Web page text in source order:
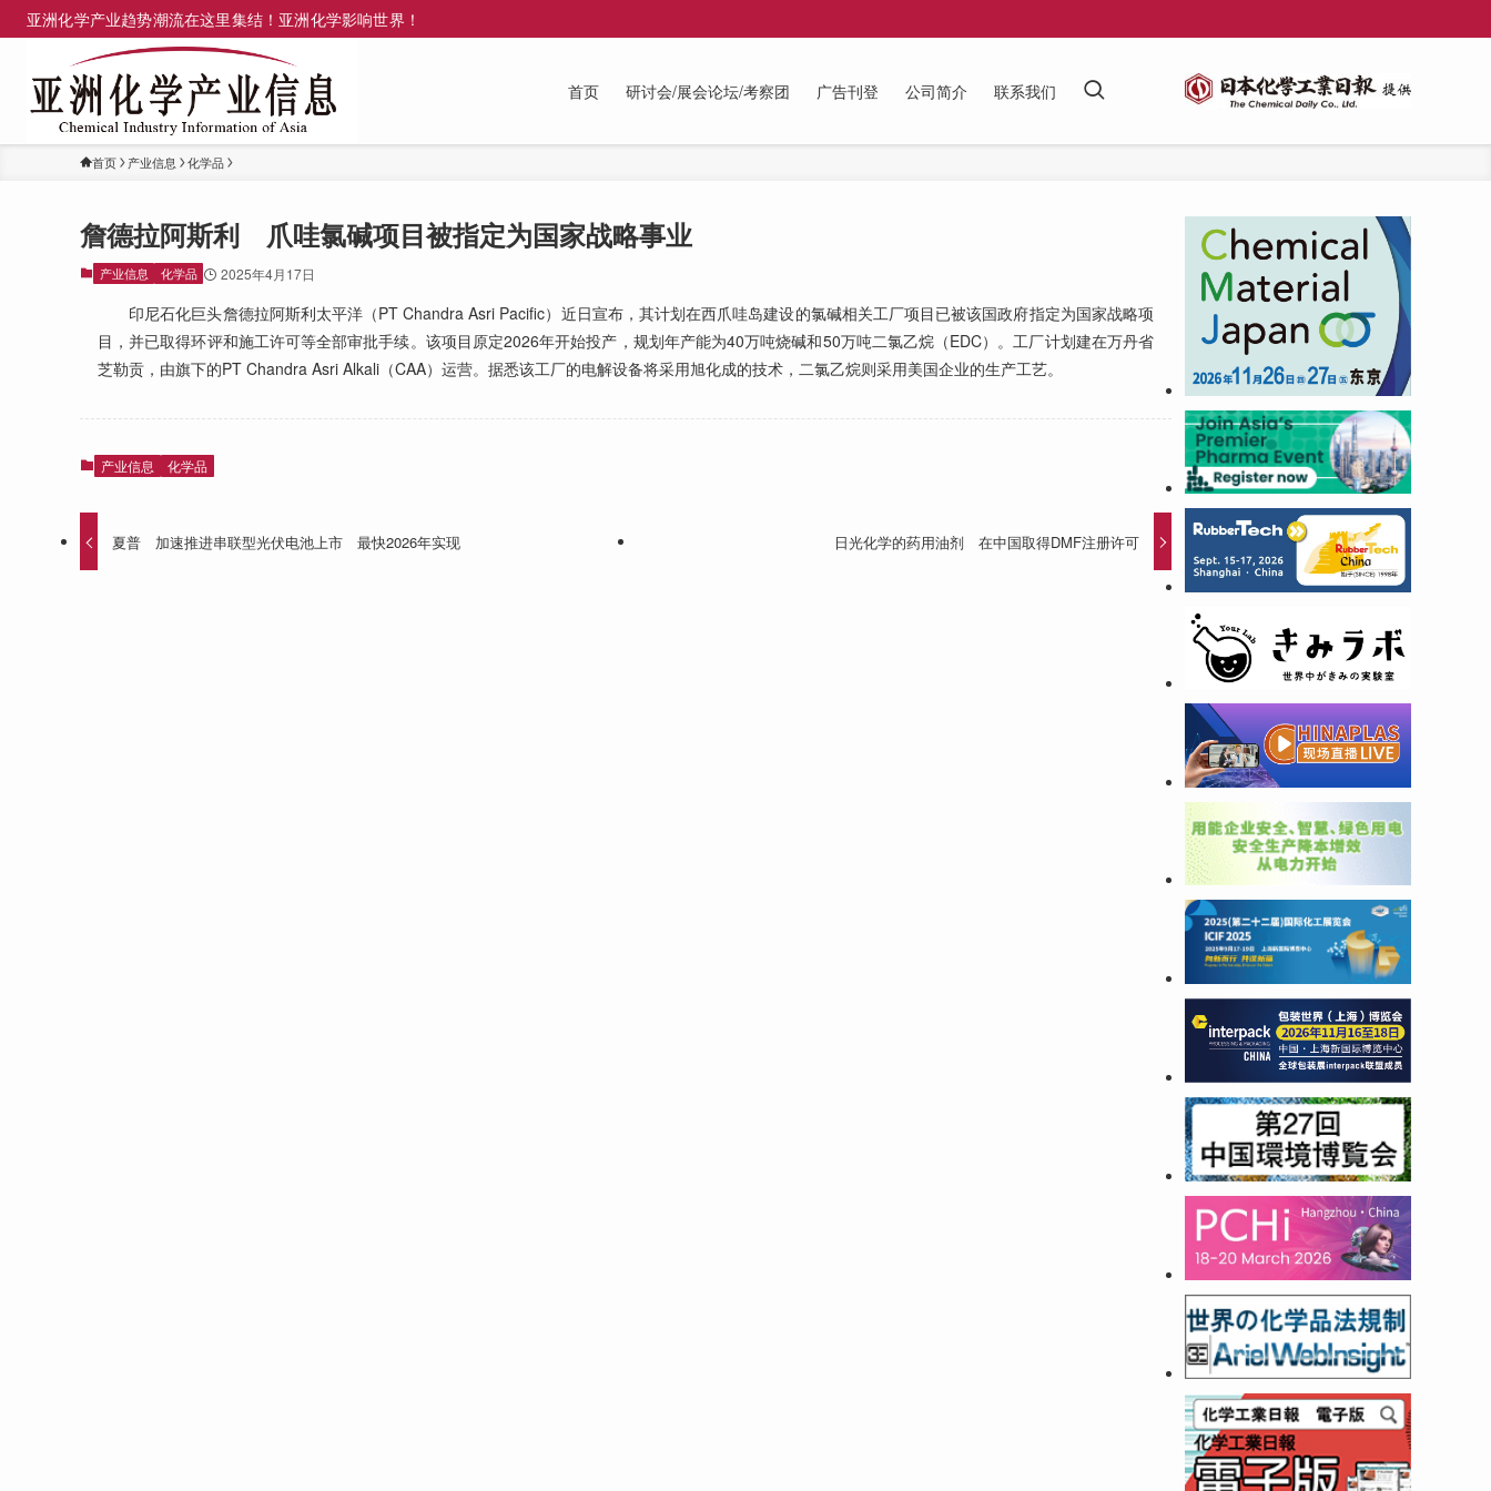
亚洲化学产业趋势潮流在这里集结！亚洲化学影响世界！
首页 研讨会/展会论坛/考察团 广告刊登 公司简介 联系我们
首页 产业信息 化学品
詹德拉阿斯利 爪哇氯碱项目被指定为国家战略事业
产业信息 化学品 2025年4月17日
印尼石化巨头詹德拉阿斯利太平洋（PT Chandra Asri Pacific）近日宣布，其计划在西爪哇岛建设的氯碱相关工厂项目已被该国政府指定为国家战略项
目，并已取得环评和施工许可等全部审批手续。该项目原定2026年开始投产，规划年产能为40万吨烧碱和50万吨二氯乙烷（EDC）。工厂计划建在万丹省
芝勒贡，由旗下的PT Chandra Asri Alkali（CAA）运营。据悉该工厂的电解设备将采用旭化成的技术，二氯乙烷则采用美国企业的生产工艺。
产业信息 化学品
夏普 加速推进串联型光伏电池上市 最快2026年实现 日光化学的药用油剂 在中国取得DMF注册许可